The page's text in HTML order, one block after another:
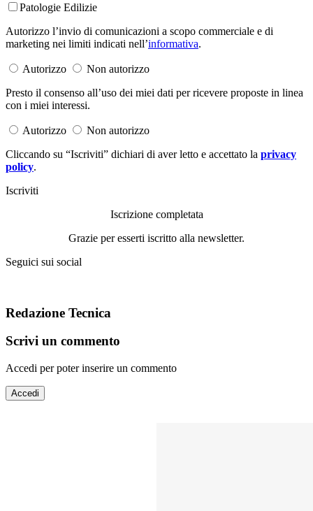
Patologie Edilizie
Autorizzo l’invio di comunicazioni a scopo commerciale e di
marketing nei limiti indicati nell’informativa.
Autorizzo
Non autorizzo
Presto il consenso all’uso dei miei dati per ricevere proposte in linea
con i miei interessi.
Autorizzo
Non autorizzo
Cliccando su “Iscriviti” dichiari di aver letto e accettato la privacy
policy.
Iscriviti
Iscrizione completata
Grazie per esserti iscritto alla newsletter.
Seguici sui social
Redazione Tecnica
Scrivi un commento
Accedi per poter inserire un commento
Accedi